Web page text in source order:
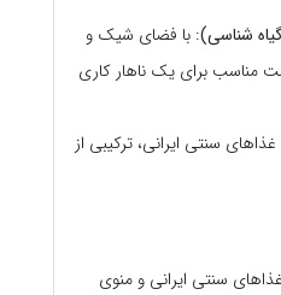
شناسی): با فضای شیک و
مناسب برای یک ناهار کاری
سنتی ایرانی، ترکیبی از
سنتی ایرانی و منوی